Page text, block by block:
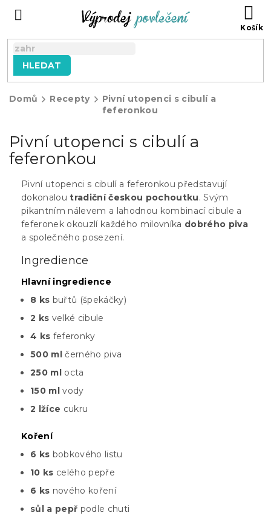
HLEDAT
Domů Recepty
Pivní utopenci s cibulí a
feferonkou
Pivní utopenci s cibulí a
feferonkou
Pivní utopenci s cibulí a feferonkou představují
dokonaloutradiční českou pochoutku. Svým
pikantním nálevem a lahodnou kombinací cibule a
feferonek okouzlí každého milovníka dobrého piva
a společného posezení.
Ingredience
Hlavní ingredience
8 ks buřtů (špekáčky)
2 ks velké cibule
4 ks feferonky
500 ml černého piva
250 ml octa
150 ml vody
2 lžíce cukru
Koření
6 ks bobkového listu
10 ks celého pepře
6 ks nového koření
sůl a pepř podle chuti